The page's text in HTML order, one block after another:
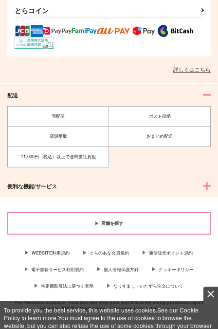
To provide you the best service, this website uses cookies.See our Cookie
Policy to learn more.You must agree to the use of cookies to browse the
website, but you can also refuse the use of some cookies through your browser
とらコイン
詳しくはこちら
配送
宅配便 ポスト投函
店頭受取 おまとめ配送
11,000円（税込）以上で送料当社負担
便利な機能/サービス
店舗を探す
WEBSITE利用規約 とらのあな会員規約 通信販売ポイント規約
電子書籍サービス利用規約 個人情報保護方針 クッキーポリシー
特定商取引法に基づく表示 なりすまし・いたずら注文について
For Overseas customer, now you can ship your purchases by using purchases agent
services “AOCS”! Click {more…} for more information …more